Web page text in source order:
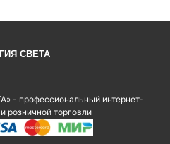
СВЕТА
- профессиональный интернет-
розничной торговли